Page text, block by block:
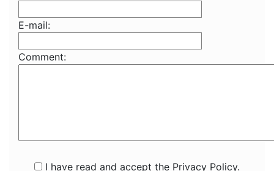
E-mail:
Comment:
I have read and accept the Privacy Policy.